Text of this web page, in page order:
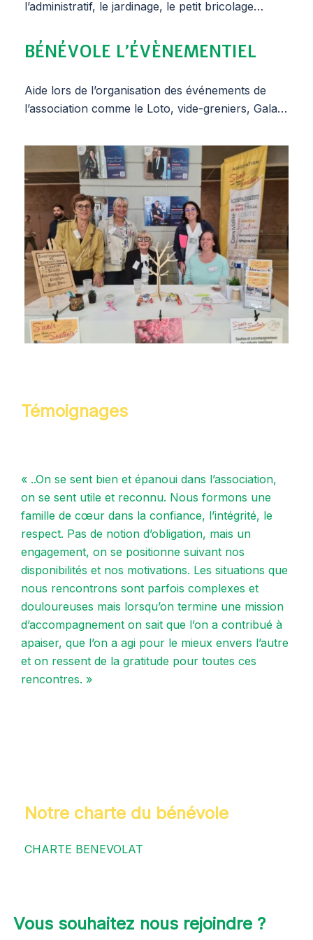
l’administratif, le jardinage, le petit bricolage…
BÉNÉVOLE L'ÉVÈNEMENTIEL
Aide lors de l’organisation des événements de
l’association comme le Loto, vide-greniers, Gala…
Témoignages
« ..On se sent bien et épanoui dans l’association,
on se sent utile et reconnu. Nous formons une
famille de cœur dans la confiance, l’intégrité, le
respect. Pas de notion d’obligation, mais un
engagement, on se positionne suivant nos
disponibilités et nos motivations. Les situations que
nous rencontrons sont parfois complexes et
douloureuses mais lorsqu’on termine une mission
d’accompagnement on sait que l’on a contribué à
apaiser, que l’on a agi pour le mieux envers l’autre
et on ressent de la gratitude pour toutes ces
rencontres. »
Notre charte du bénévole
CHARTE BENEVOLAT
Vous souhaitez nous rejoindre ?